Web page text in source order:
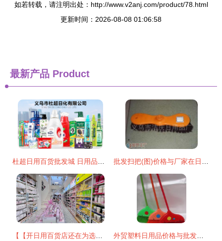
如若转载，请注明出处：http://www.v2anj.com/product/78.html
更新时间：2026-08-08 01:06:58
最新产品 Product